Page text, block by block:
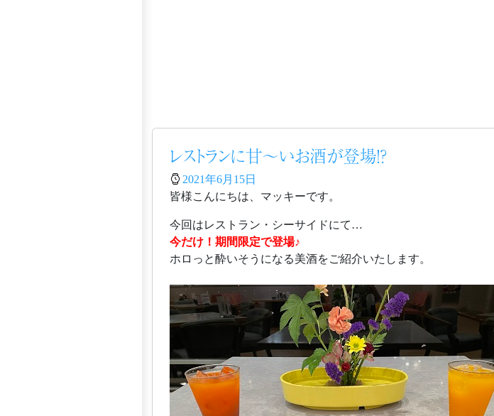
レストランに甘～いお酒が登場！？
2021年6月15日
皆様こんにちは、マッキーです。
今回はレストラン・シーサイドにて…
今だけ！期間限定で登場♪
ホロっと酔いそうになる美酒をご紹介いたします。